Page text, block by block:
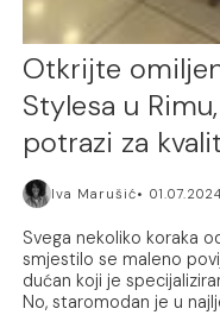
Otkrijte
Stylesa u
potrazi za
Iva Marušić
Svega nekoliko koraka
smjestilo se maleno
dućan koji je
No, staromodan je u